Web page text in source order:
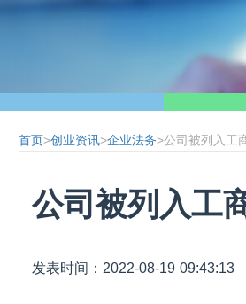
首页>创业资讯>企业法务>公司被列入工
公司被列入工
发表时间：2022-08-19 09:43:13